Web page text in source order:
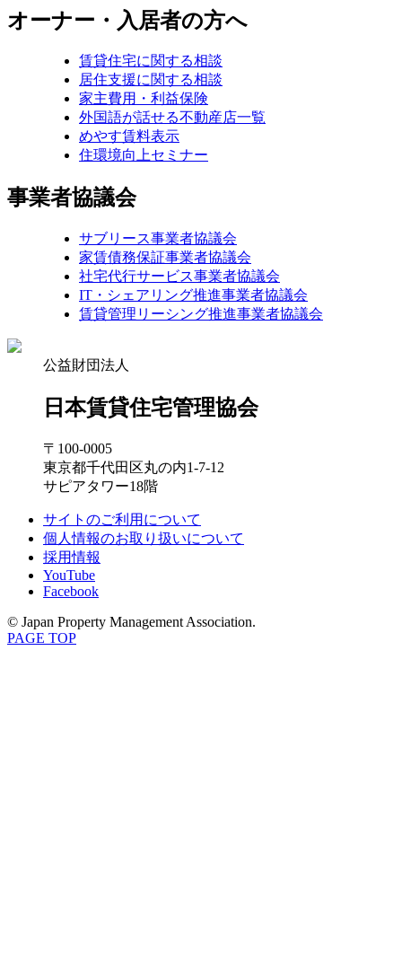
オーナー・入居者の方へ
賃貸住宅に関する相談
居住支援に関する相談
家主費用・利益保険
外国語が話せる不動産店一覧
めやす賃料表示
住環境向上セミナー
事業者協議会
サブリース事業者協議会
家賃債務保証事業者協議会
社宅代行サービス事業者協議会
IT・シェアリング推進事業者協議会
賃貸管理リーシング推進事業者協議会
公益財団法人
日本賃貸住宅管理協会
〒100-0005
東京都千代田区丸の内1-7-12
サピアタワー18階
サイトのご利用について
個人情報のお取り扱いについて
採用情報
YouTube
Facebook
© Japan Property Management Association.
PAGE TOP